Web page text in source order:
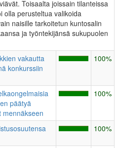
Toisaalta joissain tilanteissa
olla perusteltua valikoida
naisille tarkoitetun kuntosalin
ja työntekijänsä sukupuolen
vakautta
konkurssiin
100%
päätyä
mennäkseen
100%
100%